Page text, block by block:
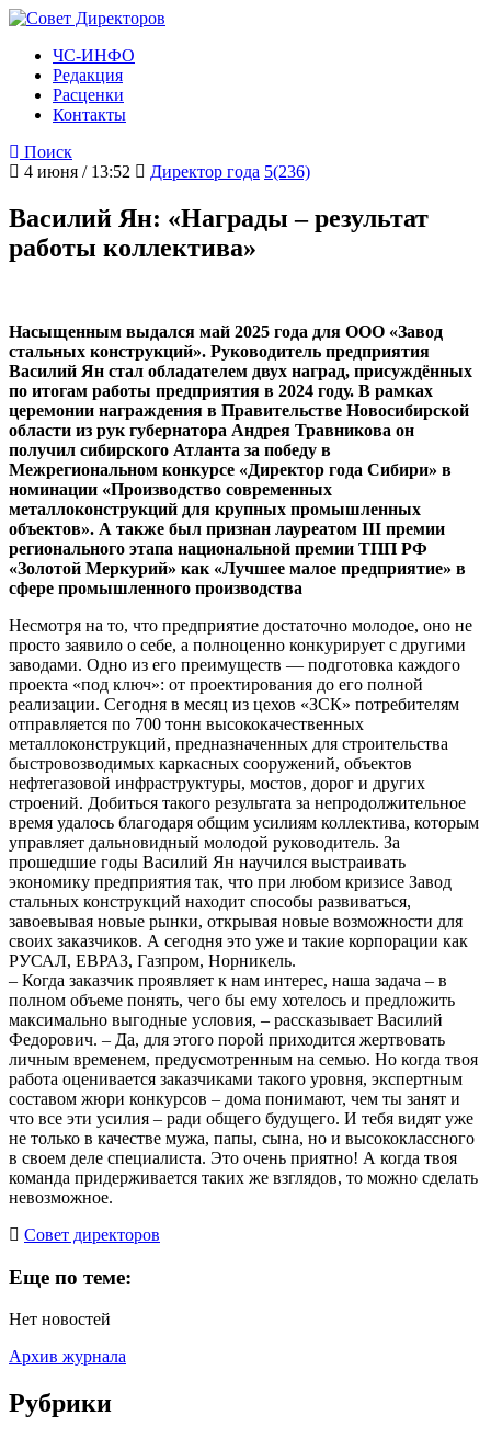
ЧС-ИНФО
Редакция
Расценки
Контакты
Поиск
4 июня / 13:52
Директор года 5(236)
Василий Ян: «Награды – результат
работы коллектива»
Насыщенным выдался май 2025 года для ООО «Завод
стальных конструкций». Руководитель предприятия
Василий Ян стал обладателем двух наград, присуждённых
по итогам работы предприятия в 2024 году. В рамках
церемонии награждения в Правительстве Новосибирской
области из рук губернатора Андрея Травникова он
получил сибирского Атланта за победу в
Межрегиональном конкурсе «Директор года Сибири» в
номинации «Производство современных
металлоконструкций для крупных промышленных
объектов». А также был признан лауреатом III премии
регионального этапа национальной премии ТПП РФ
«Золотой Меркурий» как «Лучшее малое предприятие» в
сфере промышленного производства
Несмотря на то, что предприятие достаточно молодое, оно не
просто заявило о себе, а полноценно конкурирует с другими
заводами. Одно из его преимуществ — подготовка каждого
проекта «под ключ»: от проектирования до его полной
реализации. Сегодня в месяц из цехов «ЗСК» потребителям
отправляется по 700 тонн высококачественных
металлоконструкций, предназначенных для строительства
быстровозводимых каркасных сооружений, объектов
нефтегазовой инфраструктуры, мостов, дорог и других
строений. Добиться такого результата за непродолжительное
время удалось благодаря общим усилиям коллектива, которым
управляет дальновидный молодой руководитель. За
прошедшие годы Василий Ян научился выстраивать
экономику предприятия так, что при любом кризисе Завод
стальных конструкций находит способы развиваться,
завоевывая новые рынки, открывая новые возможности для
своих заказчиков. А сегодня это уже и такие корпорации как
РУСАЛ, ЕВРАЗ, Газпром, Норникель.
– Когда заказчик проявляет к нам интерес, наша задача – в
полном объеме понять, чего бы ему хотелось и предложить
максимально выгодные условия, – рассказывает Василий
Федорович. – Да, для этого порой приходится жертвовать
личным временем, предусмотренным на семью. Но когда твоя
работа оценивается заказчиками такого уровня, экспертным
составом жюри конкурсов – дома понимают, чем ты занят и
что все эти усилия – ради общего будущего. И тебя видят уже
не только в качестве мужа, папы, сына, но и высококлассного
в своем деле специалиста. Это очень приятно! А когда твоя
команда придерживается таких же взглядов, то можно сделать
невозможное.
Cовет директоров
Еще по теме:
Нет новостей
Архив журнала
Рубрики